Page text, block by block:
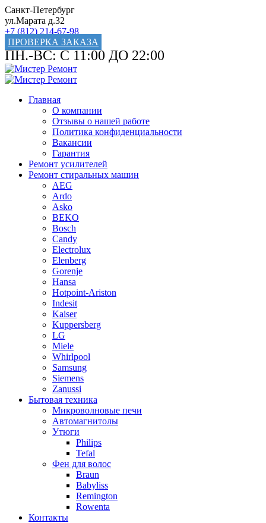
Санкт-Петербург
ул.Марата д.32
+7 (812) 214-67-98
ПРОВЕРКА ЗАКАЗА
ПН.-ВС: С 11:00 ДО 22:00
Главная
О компании
Отзывы о нашей работе
Политика конфиденциальности
Вакансии
Гарантия
Ремонт усилителей
Ремонт стиральных машин
AEG
Ardo
Asko
BEKO
Bosch
Candy
Electrolux
Elenberg
Gorenje
Hansa
Hotpoint-Ariston
Indesit
Kaiser
Kuppersberg
LG
Miele
Whirlpool
Samsung
Siemens
Zanussi
Бытовая техника
Микроволновые печи
Автомагнитолы
Утюги
Philips
Tefal
Фен для волос
Braun
Babyliss
Remington
Rowenta
Контакты